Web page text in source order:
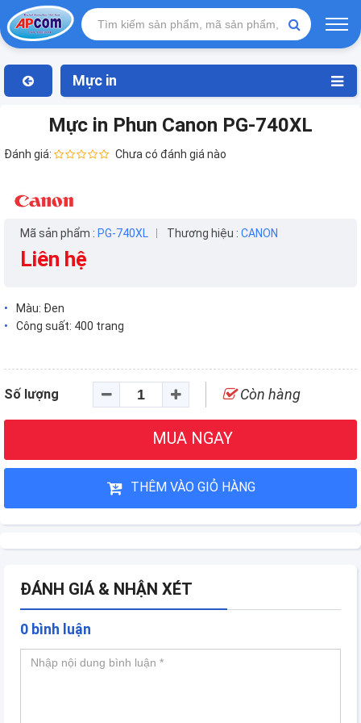
Mực in
Mực in Phun Canon PG-740XL
Đánh giá: Chưa có đánh giá nào
Mã sản phẩm : PG-740XL Thương hiệu : CANON
Liên hệ
Màu: Đen
Công suất: 400 trang
Số lượng Còn hàng
MUA NGAY
THÊM VÀO GIỎ HÀNG
ĐÁNH GIÁ & NHẬN XÉT
0 bình luận